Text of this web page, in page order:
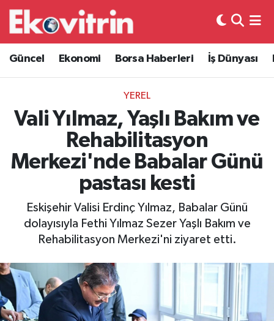
Güncel Ekonomi Borsa Haberleri İş Dünyası
YEREL
Vali Yılmaz, Yaşlı Bakım ve
Rehabilitasyon
Merkezi'nde Babalar Günü
pastası kesti
Eskişehir Valisi Erdinç Yılmaz, Babalar Günü
dolayısıyla Fethi Yılmaz Sezer Yaşlı Bakım ve
Rehabilitasyon Merkezi'ni ziyaret etti.
Güncel
Ekonomi
Borsa Haberleri
İş Dünyası
Lojistik
Otovitrin
Asayiş
Magazin
Gayrimenkul
Hava Durumu
Trafik Durumu
Süper Lig Puan Durumu ve Fikstür
Tüm Manşetler
Son Dakika Haberleri
Haber Arşivi